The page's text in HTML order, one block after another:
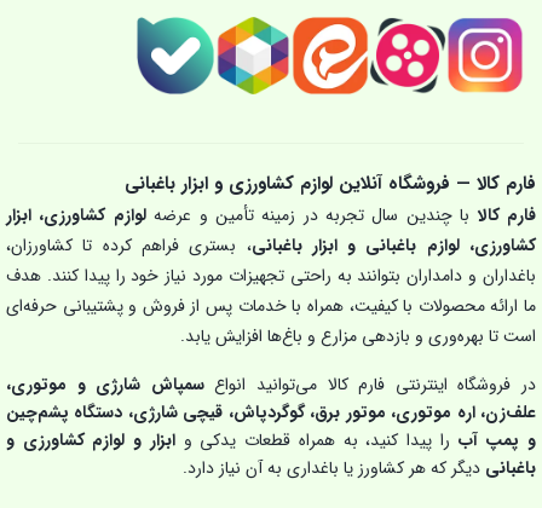
فارم کالا — فروشگاه آنلاین لوازم کشاورزی و ابزار باغبانی
فارم کالا با چندین سال تجربه در زمینه تأمین و عرضهلوازم کشاورزی، ابزار
کشاورزی، لوازم باغبانی و ابزار باغبانی، بستری فراهم کرده تا کشاورزان،
باغداران و دامداران بتوانند به راحتی تجهیزات مورد نیاز خود را پیدا کنند. هدف
ما ارائه محصولات با کیفیت، همراه با خدمات پس از فروش و پشتیبانی حرفه‌ای
است تا بهره‌وری و بازدهی مزارع و باغ‌ها افزایش یابد.
در فروشگاه اینترنتی فارم کالا می‌توانید انواعسمپاش شارژی و موتوری،
علف‌زن، اره موتوری، موتور برق، گوگردپاش، قیچی شارژی، دستگاه پشم‌چین
و پمپ آب را پیدا کنید، به همراه قطعات یدکی وابزار و لوازم کشاورزی و
باغبانی دیگر که هر کشاورز یا باغداری به آن نیاز دارد.